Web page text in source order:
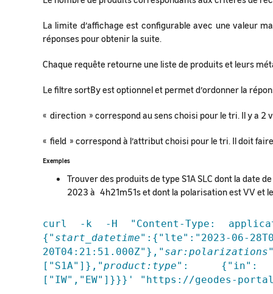
La limite d’affichage est configurable avec une valeur
réponses pour obtenir la suite.
Chaque requête retourne une liste de produits et leurs
Le filtre sortBy est optionnel et permet d’ordonner la
« direction » correspond au sens choisi pour le tri. Il y a
« field » correspond à l’attribut choisi pour le tri. Il doit
Exemples
Trouver des produits de type S1A SLC dont la date
2023 à 4h21m51s et dont la polarisation est VV et
curl -k -H "Content-Type:
{" start_datetime":{"lte":"2023-06-
20T04:21:51.000Z"}," sar:polarizations
["S1A"]},"product:type": {"in":
["IW","EW"]}}}' "https://geodes-